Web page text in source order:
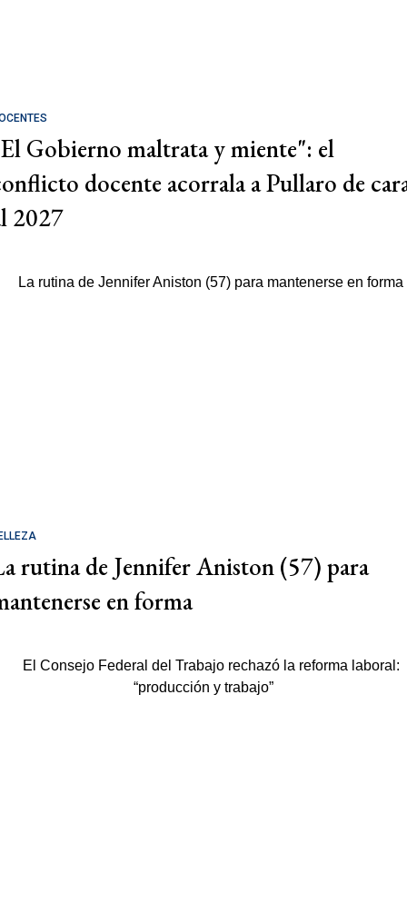
Gobierno maltrata y miente": el
docente acorrala a Pullaro de
2027
rutina de Jennifer Aniston (57) para
en forma